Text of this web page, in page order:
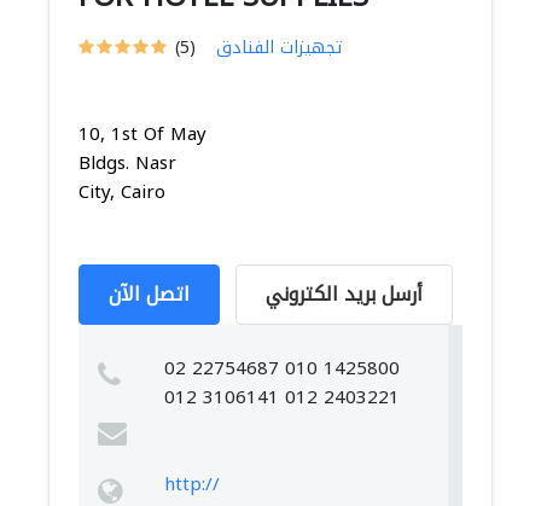
(5) تجهيزات الفنادق
10, 1st Of May
Bldgs. Nasr
City, Cairo
اتصل الآن أرسل بريد الكتروني
02 22754687 010 1425800
012 3106141 012 2403221
http://